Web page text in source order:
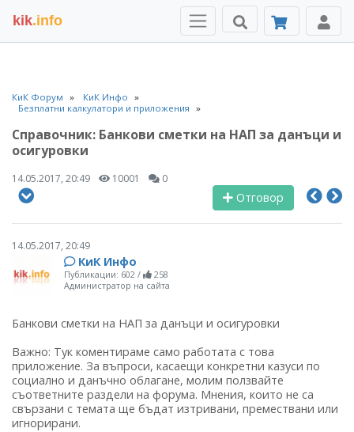
kik.info
КиК Форум
КиК Инфо
Безплатни калкулатори и приложения
Справочник: Банкови сметки на НАП за данъци и
осигуровки
14.05.2017, 20:49 10001 0
Отговор
14.05.2017, 20:49
КиК Инфо
Публикации: 602 /
258
Администратор на сайта
Банкови сметки на НАП за данъци и осигуровки
Важно: Тук коментираме само работата с това
приложение. За въпроси, касаещи конкретни казуси по
социално и данъчно облагане, молим ползвайте
съответните раздели на форума. Мнения, които не са
свързани с темата ще бъдат изтривани, премествани или
игнорирани.